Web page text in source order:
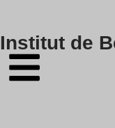
Skip
to
content
Institut de